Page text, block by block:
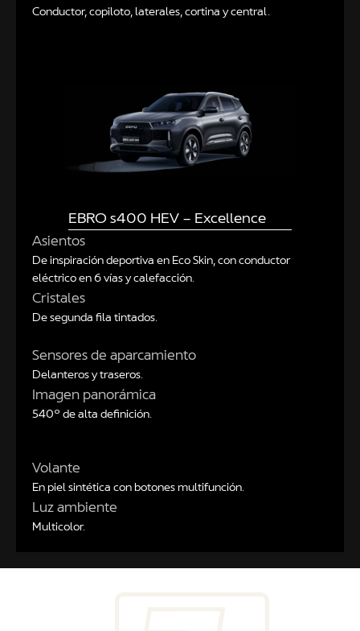
Conductor, copiloto, laterales, cortina y central.
EBRO s400 HEV – Excellence
Asientos
De inspiración deportiva en Eco Skin, con conductor
eléctrico en 6 vías y calefacción.
Cristales
De segunda fila tintados.
Sensores de aparcamiento
Delanteros y traseros.
Imagen panorámica
540º de alta definición.
Volante
En piel sintética con botones multifunción.
Luz ambiente
Multicolor.